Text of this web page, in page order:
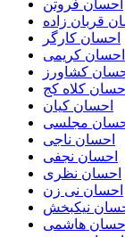
احسان فروتن
قربان زاده
احسان کارگر
احسان کریمی
کشاورز
احسان کلاه کج
احسان کیان
مجلسی
احسان ناجی
احسان نجفی
احسان نظری
احسان نی زن
نیکبخش
احسان هاشمی